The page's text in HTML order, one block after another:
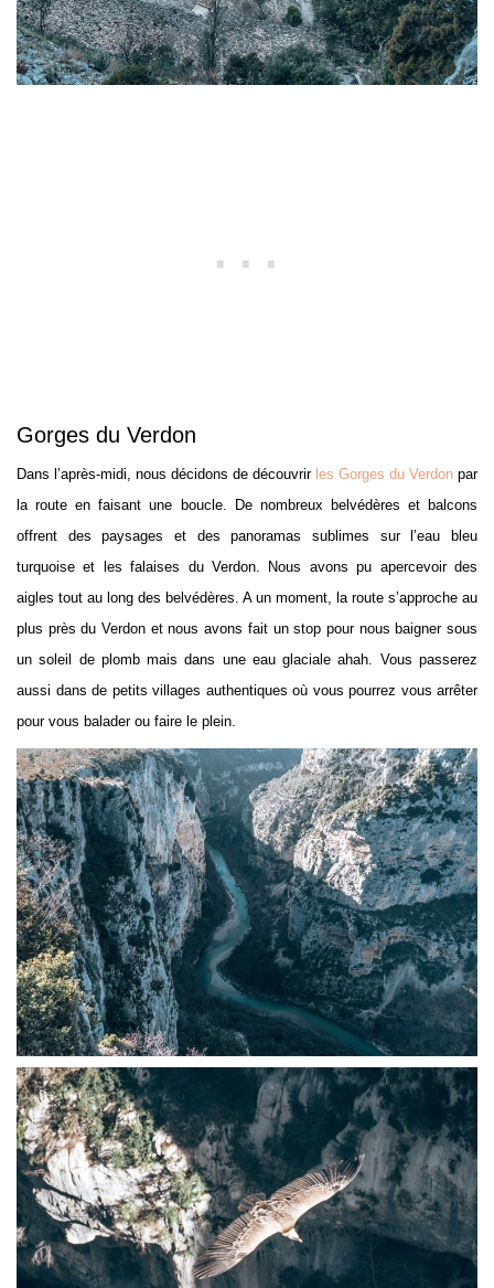
Gorges du Verdon
Dans l’après-midi, nous décidons de découvrir les Gorges du Verdon par
la route en faisant une boucle. De nombreux belvédères et balcons
offrent des paysages et des panoramas sublimes sur l’eau bleu
turquoise et les falaises du Verdon. Nous avons pu apercevoir des
aigles tout au long des belvédères. A un moment, la route s’approche au
plus près du Verdon et nous avons fait un stop pour nous baigner sous
un soleil de plomb mais dans une eau glaciale ahah. Vous passerez
aussi dans de petits villages authentiques où vous pourrez vous arrêter
pour vous balader ou faire le plein.